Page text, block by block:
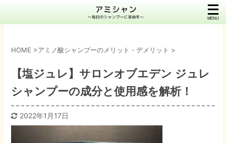
HOME >アミノ酸シャンプーのメリット・デメリット >
【塩ジュレ】サロンオブエデン ジュレ
シャンプーの成分と使用感を解析！
2022年1月17日